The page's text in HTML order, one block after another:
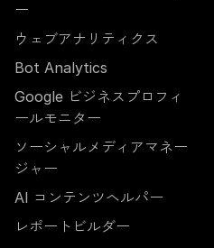
ー
ウェブアナリティクス
Bot Analytics
Google ビジネスプロフィ
ールモニター
ソーシャルメディアマネー
ジャー
AI コンテンツヘルパー
レポートビルダー